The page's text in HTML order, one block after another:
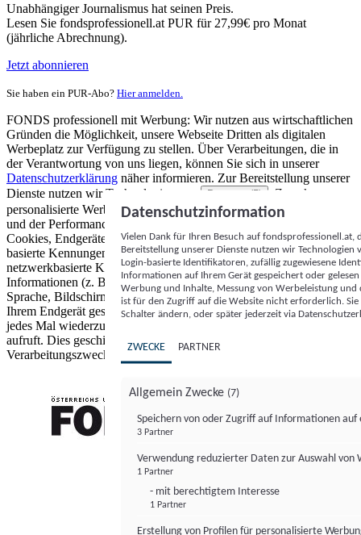
Unabhängiger Journalismus hat seinen Preis.
Lesen Sie fondsprofessionell.at PUR für 27,99€ pro Monat
(jährliche Abrechnung).
Jetzt abonnieren
Sie haben ein PUR-Abo? Hier anmelden.
FONDS professionell mit Werbung: Wir nutzen aus wirtschaftlichen
Gründen die Möglichkeit, unsere Webseite Dritten als digitalen
Werbeplatz zur Verfügung zu stellen. Über Verarbeitungen, die in
der Verantwortung von uns liegen, können Sie sich in unserer
Datenschutzerklärung näher informieren. Zur Bereitstellung unserer
Dienste nutzen wir Technologien von
Partnern (5)
. Zwecke:
personalisierte Werbung und Inhalte, Messung von Werbeleistung
und der Performance von Inhalten sowie Zielgruppenforschung.
Cookies, Endgeräte- oder ähnliche Online-Kennungen (z. B. login-
basierte Kennungen, zufällig generierte Kennungen,
netzwerkbasierte Kennungen) können zusammen mit anderen
Informationen (z. B. Browsertyp und Browserinformationen,
Sprache, Bildschirmgröße, unterstützte Technologien usw.) auf
Ihrem Endgerät gespeichert oder von dort ausgelesen werden, um es
jedes Mal wiederzuerkennen, wenn es eine App oder einer Webseite
aufruft. Dies geschieht für einen oder mehrere der hier aufgeführten
Verarbeitungszwecke.
Datenschutzinformation
Vielen Dank für Ihren Besuch auf
Bereitstellung unserer Dienste nutzen wir Technologien
Login-basierte Identifikatoren, zufällig zugewiesene
Informationen auf Ihrem Gerät gespeichert oder
Werbung und Inhalte, Messung von Werbeleistung
ist für den Zugriff auf die Website nicht erforderlich.
Schalter ändern, oder später jederzeit via
ZWECKE PARTNER
Allgemein Zwecke (7)
Speichern von oder Zugriff auf Informationen auf
3 Partner
Verwendung reduzierter Daten zur Auswahl von
1 Partner
- mit berechtigtem Interesse
1 Partner
Erstellung von Profilen für personalisierte
FONDS professionell